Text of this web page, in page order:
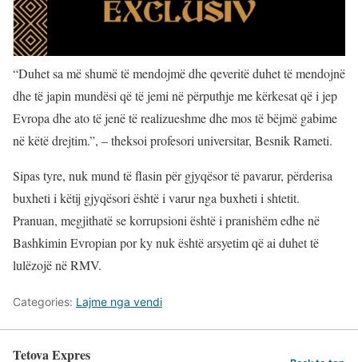
“Duhet sa më shumë të mendojmë dhe qeveritë duhet të mendojnë
dhe të japin mundësi që të jemi në përputhje me kërkesat që i jep
Evropa dhe ato të jenë të realizueshme dhe mos të bëjmë gabime
në këtë drejtim.”, – theksoi profesori universitar, Besnik Rameti.
Sipas tyre, nuk mund të flasin për gjyqësor të pavarur, përderisa
buxheti i këtij gjyqësori është i varur nga buxheti i shtetit.
Pranuan, megjithatë se korrupsioni është i pranishëm edhe në
Bashkimin Evropian por ky nuk është arsyetim që ai duhet të
lulëzojë në RMV.
Categories: Lajme nga vendi
Tetova Expres